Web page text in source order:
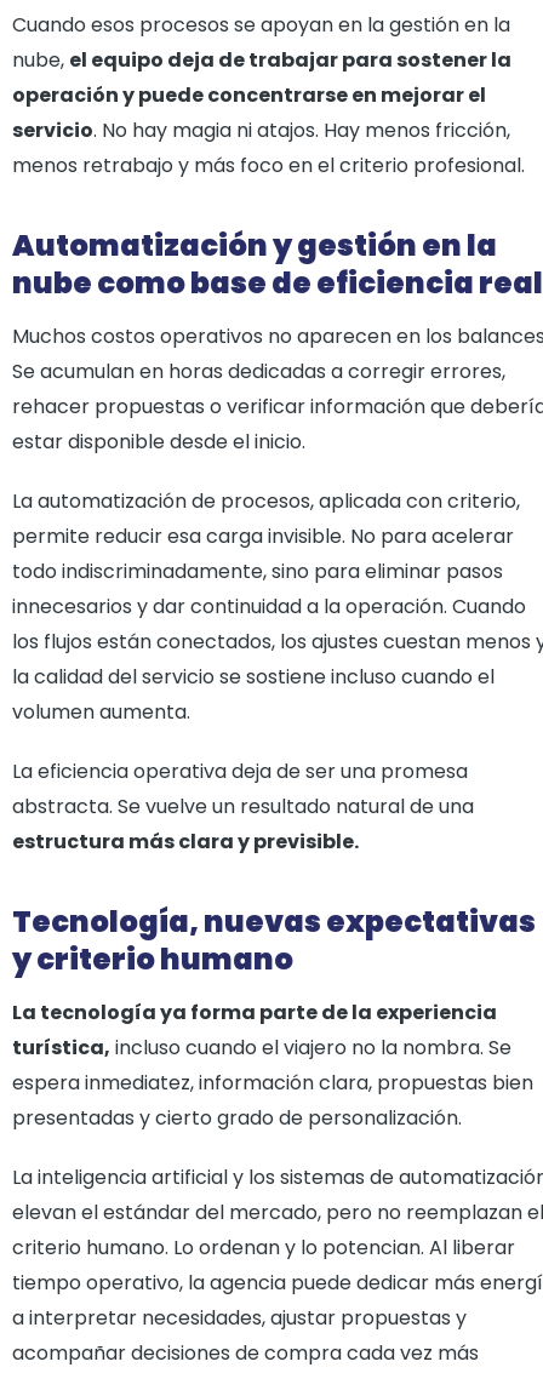
Cuando esos procesos se apoyan en la gestión en la
nube, el equipo deja de trabajar para sostener la
operación y puede concentrarse en mejorar el
servicio. No hay magia ni atajos. Hay menos fricción,
menos retrabajo y más foco en el criterio profesional.
Automatización y gestión en la
nube como base de eficiencia real
Muchos costos operativos no aparecen en los
Se acumulan en horas dedicadas a corregir errores,
rehacer propuestas o verificar información que
estar disponible desde el inicio.
La automatización de procesos, aplicada con criterio,
permite reducir esa carga invisible. No para acelerar
todo indiscriminadamente, sino para eliminar pasos
innecesarios y dar continuidad a la operación. Cuando
los flujos están conectados, los ajustes cuestan menos
la calidad del servicio se sostiene incluso cuando el
volumen aumenta.
La eficiencia operativa deja de ser una promesa
abstracta. Se vuelve un resultado natural de una
estructura más clara y previsible.
Tecnología, nuevas expectativas
y criterio humano
La tecnología ya forma parte de la experiencia
turística, incluso cuando el viajero no la nombra. Se
espera inmediatez, información clara, propuestas bien
presentadas y cierto grado de personalización.
La inteligencia artificial y los sistemas de
elevan el estándar del mercado, pero no reemplazan el
criterio humano. Lo ordenan y lo potencian. Al liberar
tiempo operativo, la agencia puede dedicar más
a interpretar necesidades, ajustar propuestas y
acompañar decisiones de compra cada vez más